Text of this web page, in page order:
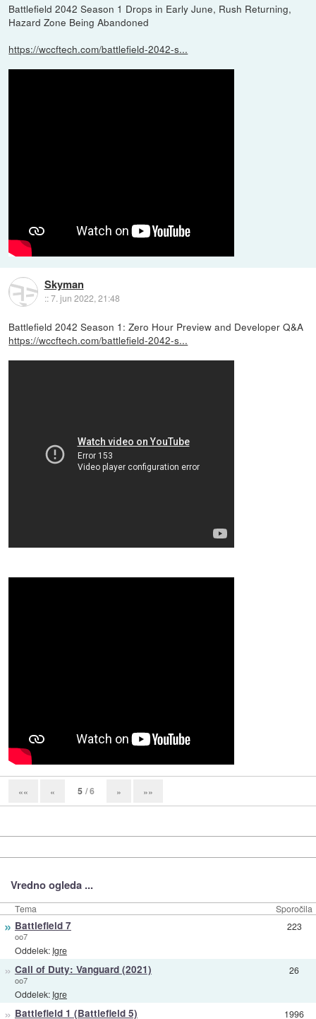
Battlefield 2042 Season 1 Drops in Early June, Rush Returning,
Hazard Zone Being Abandoned
https://wccftech.com/battlefield-2042-s...
Skyman
::7. jun 2022, 21:48
Battlefield 2042 Season 1: Zero Hour Preview and Developer Q&A
https://wccftech.com/battlefield-2042-s...
«« « 5 / 6 » »»
Vredno ogleda ...
Tema Sporočila
» Battlefield 7
oo7
Oddelek: Igre
223
» Call of Duty: Vanguard (2021)
oo7
Oddelek: Igre
26
» Battlefield 1 (Battlefield 5) 1996